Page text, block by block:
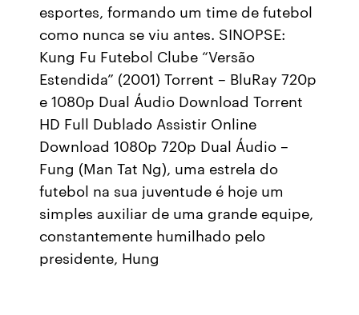
esportes, formando um time de futebol
como nunca se viu antes. SINOPSE:
Kung Fu Futebol Clube “Versão
Estendida” (2001) Torrent – BluRay 720p
e 1080p Dual Áudio Download Torrent
HD Full Dublado Assistir Online
Download 1080p 720p Dual Áudio –
Fung (Man Tat Ng), uma estrela do
futebol na sua juventude é hoje um
simples auxiliar de uma grande equipe,
constantemente humilhado pelo
presidente, Hung